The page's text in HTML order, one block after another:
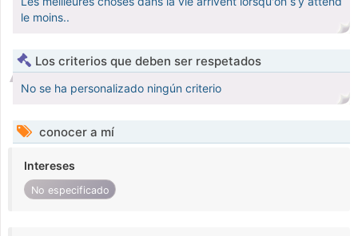
le moins..
Los criterios que deben ser respetados
No se ha personalizado ningún criterio
conocer a mí
Intereses
No especificado